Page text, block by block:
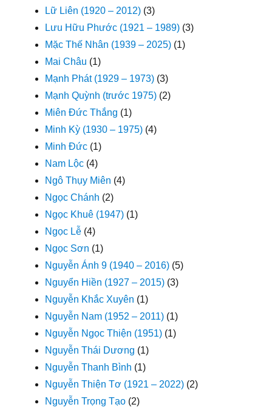
Lữ Liên (1920 – 2012) (3)
Lưu Hữu Phước (1921 – 1989) (3)
Mặc Thế Nhân (1939 – 2025) (1)
Mai Châu (1)
Mạnh Phát (1929 – 1973) (3)
Mạnh Quỳnh (trước 1975) (2)
Miên Đức Thắng (1)
Minh Kỳ (1930 – 1975) (4)
Minh Đức (1)
Nam Lộc (4)
Ngô Thụy Miên (4)
Ngọc Chánh (2)
Ngọc Khuê (1947) (1)
Ngọc Lễ (4)
Ngọc Sơn (1)
Nguyễn Ánh 9 (1940 – 2016) (5)
Nguyển Hiền (1927 – 2015) (3)
Nguyễn Khắc Xuyên (1)
Nguyễn Nam (1952 – 2011) (1)
Nguyễn Ngọc Thiện (1951) (1)
Nguyễn Thái Dương (1)
Nguyễn Thanh Bình (1)
Nguyễn Thiện Tơ (1921 – 2022) (2)
Nguyễn Trọng Tạo (2)